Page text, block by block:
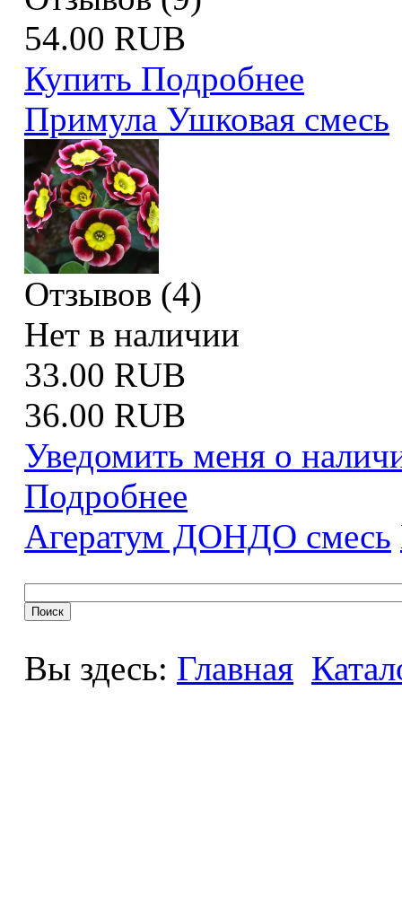
54.00 RUB
Купить Подробнее
Примула Ушковая смесь
Отзывов (4)
Нет в наличии
33.00 RUB
36.00 RUB
Уведомить меня о
Подробнее
Агератум ДОНДО смесь
Вы здесь: Главная